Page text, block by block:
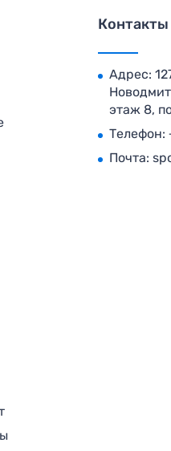
Контакты
Адрес:
этаж 8,
Телефон:
Почта: